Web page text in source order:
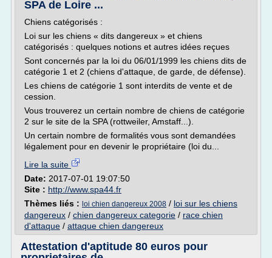
SPA de Loire ...
Chiens catégorisés :
Loi sur les chiens « dits dangereux » et chiens
catégorisés : quelques notions et autres idées reçues
Sont concernés par la loi du 06/01/1999 les chiens dits de
catégorie 1 et 2 (chiens d'attaque, de garde, de défense).
Les chiens de catégorie 1 sont interdits de vente et de
cession.
Vous trouverez un certain nombre de chiens de catégorie
2 sur le site de la SPA (rottweiler, Amstaff...).
Un certain nombre de formalités vous sont demandées
légalement pour en devenir le propriétaire (loi du...
Lire la suite
Date: 2017-07-01 19:07:50
Site : http://www.spa44.fr
Thèmes liés : loi chien dangereux 2008 / loi sur les chiens
dangereux / chien dangereux categorie / race chien
d'attaque / attaque chien dangereux
Attestation d'aptitude 80 euros pour